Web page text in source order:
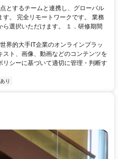
とするチームと連携し、グローバル
。 完全リモートワークです。 業務
選択いただけます。 １．研修期間
界的大手IT企業のオンラインプラッ
スト、画像、動画などのコンテンツを
リシーに基づいて適切に管理・判断す
り